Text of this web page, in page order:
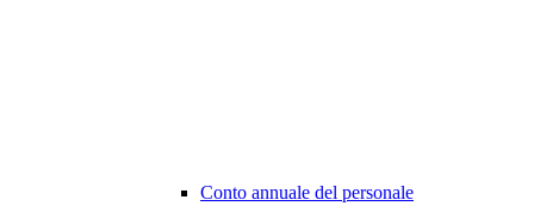
Conto annuale del personale